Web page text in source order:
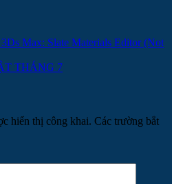
Max: Slate Materials Editor (Not
THÁNG 7
hiển thị công khai. Các trường bắt